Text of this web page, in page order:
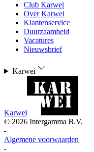
Club Karwei
Over Karwei
Klantenservice
Duurzaamheid
Vacatures
Nieuwsbrief
Karwei
Karwei
© 2026 Intergamma B.V.
-
Algemene voorwaarden
-